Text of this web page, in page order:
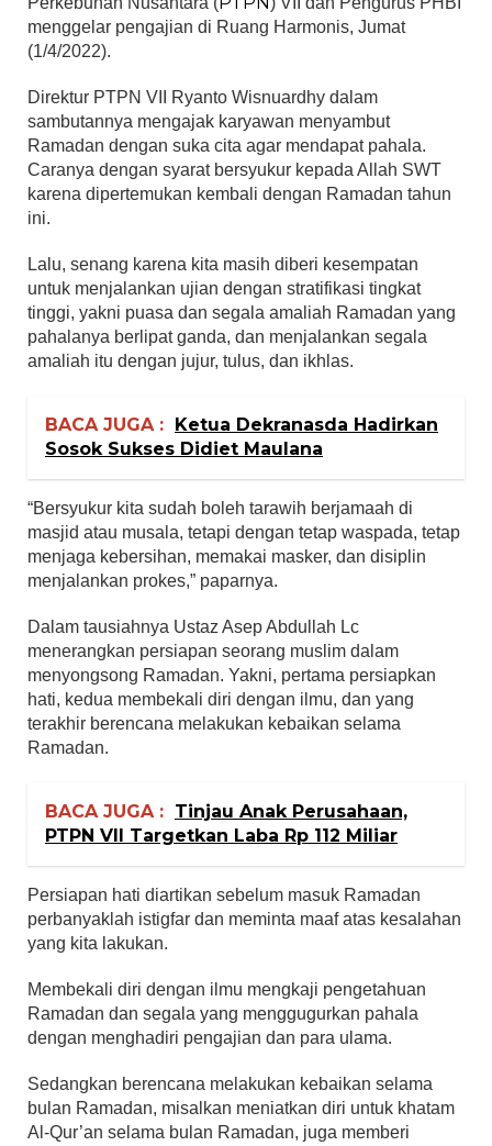
menggelar pengajian di Ruang Harmonis, Jumat
(1/4/2022).
Direktur PTPN VII Ryanto Wisnuardhy dalam
sambutannya mengajak karyawan menyambut
Ramadan dengan suka cita agar mendapat pahala.
Caranya dengan syarat bersyukur kepada Allah SWT
karena dipertemukan kembali dengan Ramadan tahun
ini.
Lalu, senang karena kita masih diberi kesempatan
untuk menjalankan ujian dengan stratifikasi tingkat
tinggi, yakni puasa dan segala amaliah Ramadan yang
pahalanya berlipat ganda, dan menjalankan segala
amaliah itu dengan jujur, tulus, dan ikhlas.
BACA JUGA : Ketua Dekranasda Hadirkan
Sosok Sukses Didiet Maulana
“Bersyukur kita sudah boleh tarawih berjamaah di
masjid atau musala, tetapi dengan tetap waspada, tetap
menjaga kebersihan, memakai masker, dan disiplin
menjalankan prokes,” paparnya.
Dalam tausiahnya Ustaz Asep Abdullah Lc
menerangkan persiapan seorang muslim dalam
menyongsong Ramadan. Yakni, pertama persiapkan
hati, kedua membekali diri dengan ilmu, dan yang
terakhir berencana melakukan kebaikan selama
Ramadan.
BACA JUGA : Tinjau Anak Perusahaan,
PTPN VII Targetkan Laba Rp 112 Miliar
Persiapan hati diartikan sebelum masuk Ramadan
perbanyaklah istigfar dan meminta maaf atas kesalahan
yang kita lakukan.
Membekali diri dengan ilmu mengkaji pengetahuan
Ramadan dan segala yang menggugurkan pahala
dengan menghadiri pengajian dan para ulama.
Sedangkan berencana melakukan kebaikan selama
bulan Ramadan, misalkan meniatkan diri untuk khatam
Al-Qur’an selama bulan Ramadan, juga memberi